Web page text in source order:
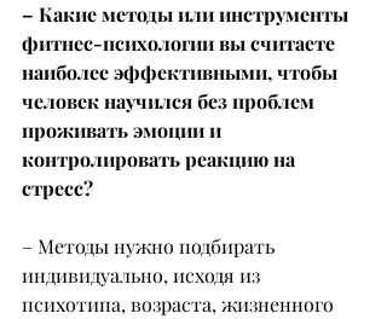
– Какие методы или инструменты
фитнес-психологии вы считаете
наиболее эффективными, чтобы
человек научился без проблем
проживать эмоции и
контролировать реакцию на
стресс?
– Методы нужно подбирать
индивидуально, исходя из
психотипа, возраста, жизненного